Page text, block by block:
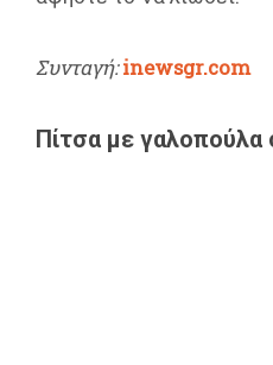
Συνταγή:inewsgr.com
Πίτσα με γαλοπούλα